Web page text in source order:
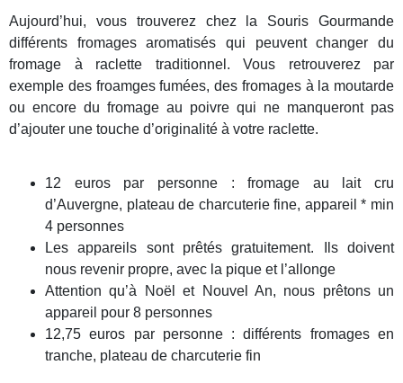
Aujourd’hui, vous trouverez chez la Souris Gourmande
différents fromages aromatisés qui peuvent changer du
fromage à raclette traditionnel. Vous retrouverez par
exemple des froamges fumées, des fromages à la moutarde
ou encore du fromage au poivre qui ne manqueront pas
d’ajouter une touche d’originalité à votre raclette.
12 euros par personne : fromage au lait cru
d’Auvergne, plateau de charcuterie fine, appareil * min
4 personnes
Les appareils sont prêtés gratuitement. Ils doivent
nous revenir propre, avec la pique et l’allonge
Attention qu’à Noël et Nouvel An, nous prêtons un
appareil pour 8 personnes
12,75 euros par personne : différents fromages en
tranche, plateau de charcuterie fin